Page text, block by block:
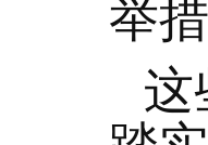
举措
这